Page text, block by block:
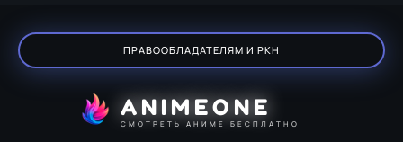
ПРАВООБЛАДАТЕЛЯМ И РКН
ANIMEONE
СМОТРЕТЬ АНИМЕ БЕСПЛАТНО